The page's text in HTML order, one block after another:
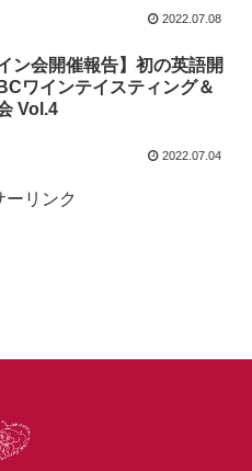
2022.07.08
ン会開催報告】初の英語開
ワインテイスティング＆
Vol.4
2022.07.04
ーリンク